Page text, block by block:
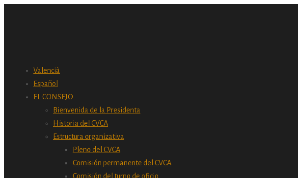
Valencià
Español
EL CONSEJO
Bienvenida de la Presidenta
Historia del CVCA
Estructura organizativa
Pleno del CVCA
Comisión permanente del CVCA
Comisión del turno de oficio